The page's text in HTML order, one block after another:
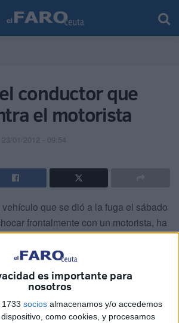
es importante para
nosotros
socios almacenamos y/o accedemos
como cookies, y procesamos
conductor que
el motorista
23/01/2012 - 09:54
que se dió a la fuga el sábado
frontalmente con un motorista, ha
últimas horas por la Policía Nacional,
El Faro.
iniciales M.E., que presentaba graves
está pendiente de evacuación en
hospital Puerta del Mar, en Cádiz,
de las lesiones, entre las que se